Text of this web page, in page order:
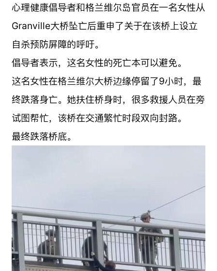
心理健康倡导者和格兰维尔岛官员在一名女性从
Granville大桥坠亡后重申了关于在该桥上设立
自杀预防屏障的呼吁。
倡导者表示，这名女性的死亡本可以避免。
这名女性在格兰维尔大桥边缘停留了9小时，最
终跌落身亡。她扶住桥身时，很多救援人员在旁
试图帮忙，该桥在交通繁忙时段双向封路。
最终跌落桥底。